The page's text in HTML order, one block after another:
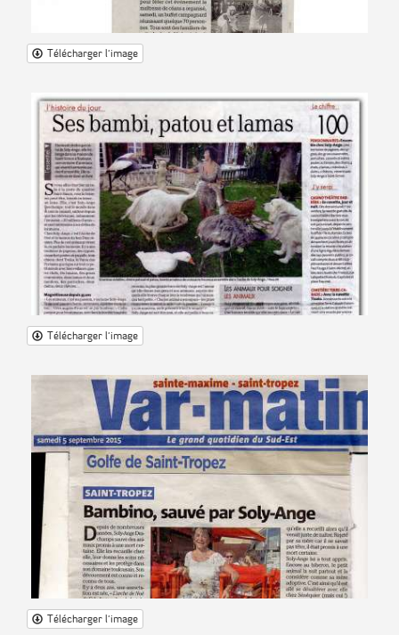
Télécharger l'image
Télécharger l'image
Télécharger l'image